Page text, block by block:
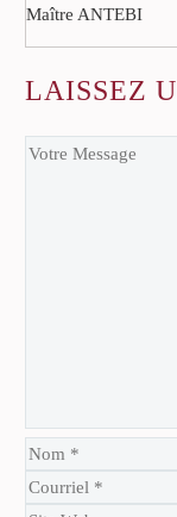
Maître ANTEBI
LAISSEZ